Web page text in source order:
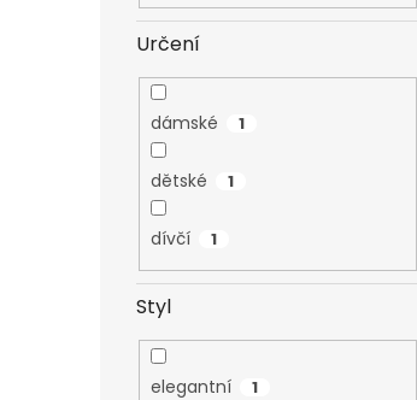
Určení
dámské 1
dětské 1
dívčí 1
Styl
elegantní 1